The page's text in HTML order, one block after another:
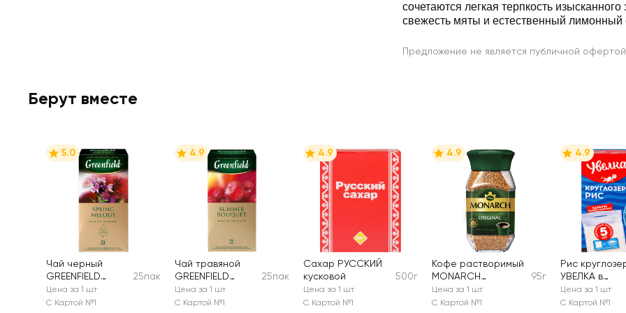
сочетаются легкая терпкость изысканного
свежесть мяты и естественный лимонный
Предложение не является публичной офертой
Берут вместе
5.0
Чай черный
GREENFIELD
Spring Melody
25пак
Цена за 1 шт
С Картой №1
4.9
Чай травяной
GREENFIELD
Summer Bouquet
25пак
Цена за 1 шт
С Картой №1
4.9
Сахар РУССКИЙ
кусковой
500г
Цена за 1 шт
С Картой №1
4.9
Кофе растворимый
MONARCH
Ориджинал
натуральный
95г
Цена за 1 шт
С Картой №1
4.9
Рис
УВЕЛКА в
пакетиках,
Цена за 1 шт
С Картой №1